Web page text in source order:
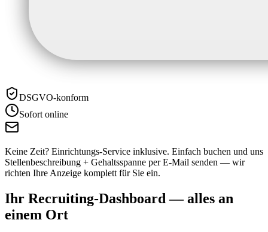
DSGVO-konform
Sofort online
Keine Zeit? Einrichtungs-Service inklusive. Einfach buchen und uns
Stellenbeschreibung + Gehaltsspanne per E-Mail senden — wir
richten Ihre Anzeige komplett für Sie ein.
Ihr Recruiting-Dashboard — alles an
einem Ort